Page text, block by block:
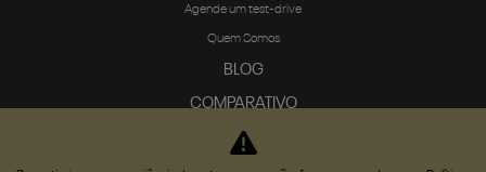
Agende um test-drive
Quem Somos
BLOG
COMPARATIVO